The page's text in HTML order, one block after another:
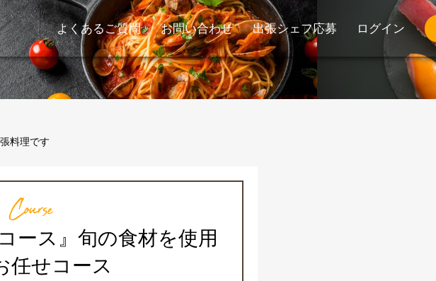
よくあるご質問 お問い合わせ 出張シェフ応募 ログイン
料理です
Course
ース』旬の食材を使用
任せコース